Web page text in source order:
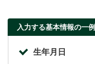
入力する基本情報の一例
生年月日